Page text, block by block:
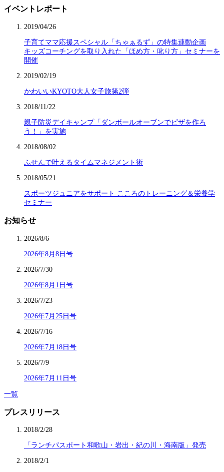
イベントレポート
2019/04/26
子育てママ応援スペシャル「ちゃぁるず」の特集連動企画
キッズコーチングを取り入れた「ほめ方・叱り方」セミナーを
開催
2019/02/19
かわいいKYOTO大人女子旅第2弾
2018/11/22
親子防災デイキャンプ「ダンボールオーブンでピザを作ろ
う！」を実施
2018/08/02
ふせんで叶えるタイムマネジメント術
2018/05/21
スポーツジュニアをサポート こころのトレーニング＆栄養学
セミナー
お知らせ
2026/8/6
2026年8月8日号
2026/7/30
2026年8月1日号
2026/7/23
2026年7月25日号
2026/7/16
2026年7月18日号
2026/7/9
2026年7月11日号
一覧
プレスリリース
2018/2/28
「ランチパスポート和歌山・岩出・紀の川・海南版」発売
2018/2/1